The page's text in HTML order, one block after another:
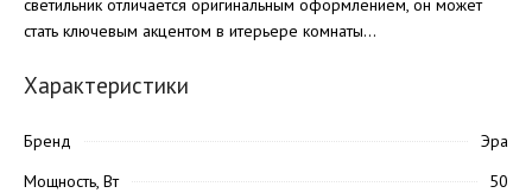
стать ключевым акцентом в итерьере комнаты...
Характеристики
Бренд
Эра
Мощность, Вт
50